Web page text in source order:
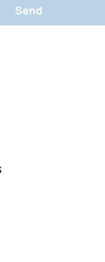
Send